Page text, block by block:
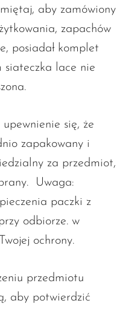
aby zamówiony
zapachów
posiadał komplet
siateczka lace nie
upewnienie się, że
zapakowany i
za przedmiot,
Uwaga:
paczki z
odbiorze. w
ochrony.
przedmiotu
aby potwierdzić